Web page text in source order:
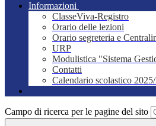
Informazioni
ClasseViva-Registro
Orario delle lezioni
Orario segreteria e
URP
Modulistica "Sistema
Contatti
Calendario scolastico
Campo di ricerca per le pagine del sito